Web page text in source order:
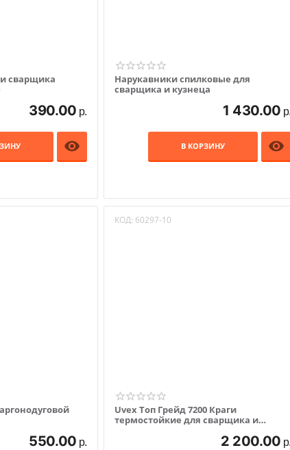
сварщика
390.00 р.

Нарукавники спилковые для
сварщика и кузнеца
1 430.00 р.
В КОРЗИНУ 
550.00 р.
КОД: 60297-10
Uvex Топ Грейд 7200 Краги
термостойкие для сварщика и
2 200.00 р.